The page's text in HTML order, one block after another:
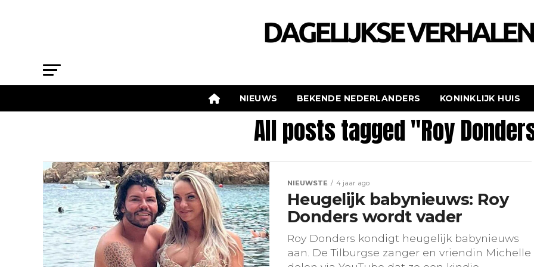
NIEUWS BEKENDE NEDERLANDERS KONINKLIJK HUIS
All posts tagged "Roy
NIEUWSTE 4 jaar ago
Heugelijk babynieuws: Roy
Donders wordt vader
Roy Donders kondigt heugelijk babynieuws
aan. De Tilburgse zanger en vriendin Michelle